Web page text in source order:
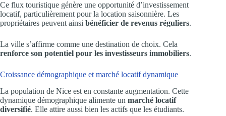
Ce flux touristique génère une opportunité d’investissement
locatif, particulièrement pour la location saisonnière. Les
propriétaires peuvent ainsi bénéficier de revenus réguliers.
La ville s’affirme comme une destination de choix. Cela
renforce son potentiel pour les investisseurs immobiliers.
Croissance démographique et marché locatif dynamique
La population de Nice est en constante augmentation. Cette
dynamique démographique alimente un marché locatif
diversifié. Elle attire aussi bien les actifs que les étudiants.